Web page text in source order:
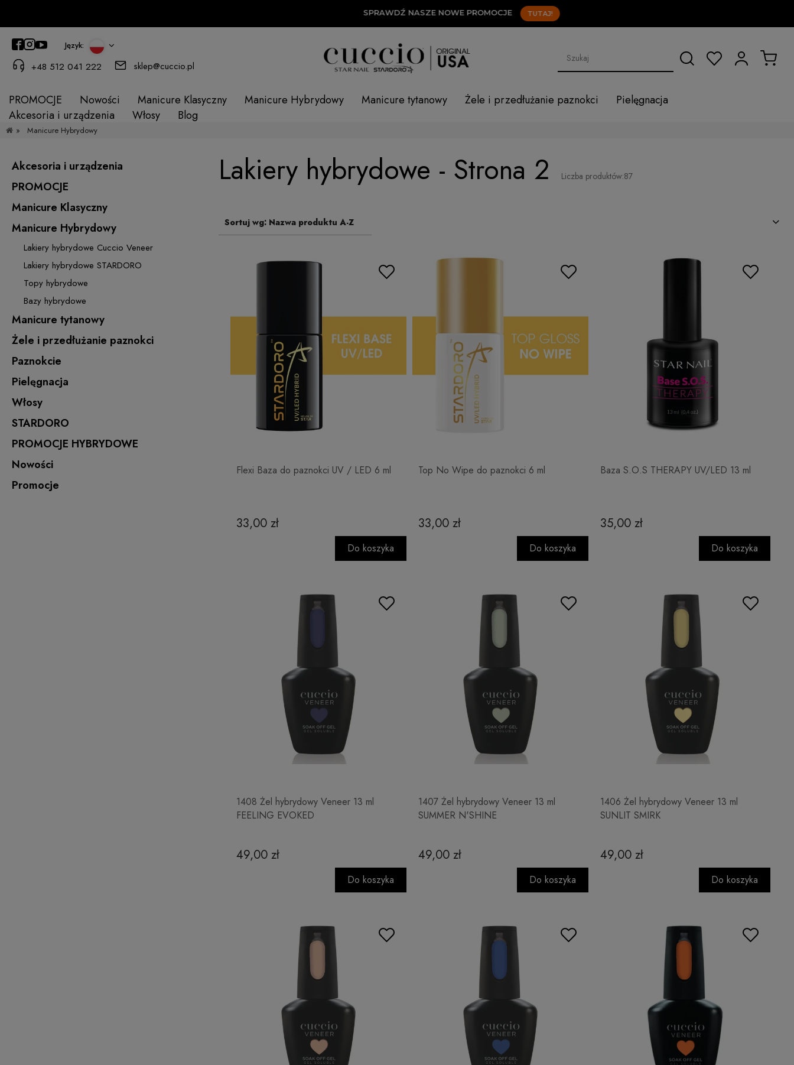
SPRAWDŹ NASZE NOWE PROMOCJE TUTAJ!
Język:
+48 512 041 222 sklep@cuccio.pl
PROMOCJE Nowości Manicure Klasyczny Manicure Hybrydowy Manicure tytanowy Żele i przedłużanie paznokci
Pielęgnacja
Akcesoria i urządzenia
Włosy Blog
» Manicure Hybrydowy
Akcesoria i urządzenia
PROMOCJE
Manicure Klasyczny
Manicure Hybrydowy
Lakiery hybrydowe Cuccio Veneer
Lakiery hybrydowe STARDORO
Topy hybrydowe
Bazy hybrydowe
Manicure tytanowy
Żele i przedłużanie paznokci
Paznokcie
Pielęgnacja
Włosy
STARDORO
PROMOCJE HYBRYDOWE
Nowości
Promocje
Lakiery hybrydowe - Strona 2 Liczba produktów:87
Sortuj wg: Nazwa produktu A-Z
Flexi Baza do paznokci UV / LED 6 ml
33,00 zł
Do koszyka
Top No Wipe do paznokci 6 ml
33,00 zł
Do koszyka
Baza S.O.S THERAPY UV/LED 13 ml
35,00 zł
Do koszyka
1408 Żel hybrydowy Veneer 13 ml
FEELING EVOKED
49,00 zł
Do koszyka
1407 Żel hybrydowy Veneer 13 ml
SUMMER N'SHINE
49,00 zł
Do koszyka
1406 Żel hybrydowy Veneer 13 ml
SUNLIT SMIRK
49,00 zł
Do koszyka